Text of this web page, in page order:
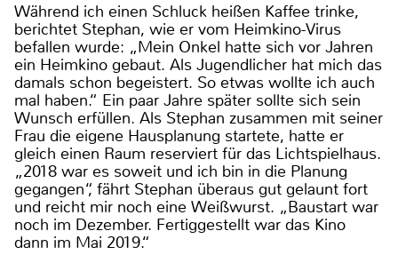
Während ich einen Schluck heißen Kaffee trinke,
berichtet Stephan, wie er vom Heimkino-Virus
befallen wurde: „Mein Onkel hatte sich vor Jahren
ein Heimkino gebaut. Als Jugendlicher hat mich das
damals schon begeistert. So etwas wollte ich auch
mal haben.“ Ein paar Jahre später sollte sich sein
Wunsch erfüllen. Als Stephan zusammen mit seiner
Frau die eigene Hausplanung startete, hatte er
gleich einen Raum reserviert für das Lichtspielhaus.
„2018 war es soweit und ich bin in die Planung
gegangen“, fährt Stephan überaus gut gelaunt fort
und reicht mir noch eine Weißwurst. „Baustart war
noch im Dezember. Fertiggestellt war das Kino
dann im Mai 2019.“